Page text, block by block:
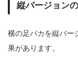
縦バージョン
横の足パカを縦バー
果があります。